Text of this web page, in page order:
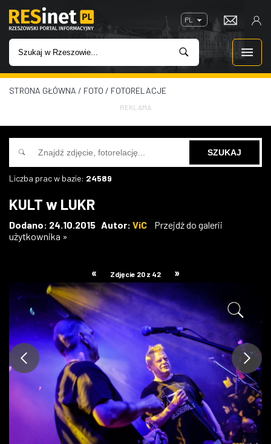
PL
WIADOMOŚCI
INWESTYCJE
IMPREZY
W KINACH
ZDJĘCIA
W RZESZOWIE
STRONA GŁÓWNA / FOTO / FOTORELACJE
REKLAMA
Liczba prac w bazie: 24589
KULT w LUKR
Dodano: 24.10.2015 Autor: ViC
Przejdź do galerii
użytkownika »
« Zdjęcie 20 z 42 »